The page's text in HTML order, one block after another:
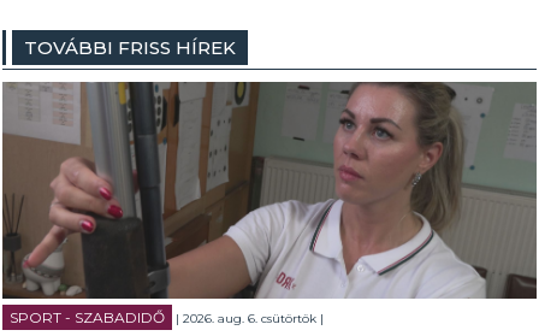
TOVÁBBI FRISS HÍREK
SPORT - SZABADIDŐ | 2026. aug. 6. csütörtök |